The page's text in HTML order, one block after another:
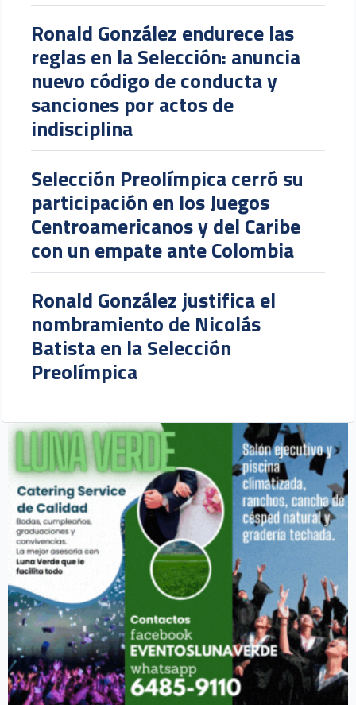
Ronald González endurece las
reglas en la Selección: anuncia
nuevo código de conducta y
sanciones por actos de
indisciplina
Selección Preolímpica cerró su
participación en los Juegos
Centroamericanos y del Caribe
con un empate ante Colombia
Ronald González justifica el
nombramiento de Nicolás
Batista en la Selección
Preolímpica